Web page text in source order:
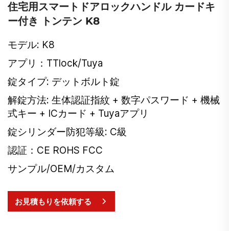
住宅用スマートドアロックハンドル カードキ
ー付き トンテン K8
モデル: K8
アプリ：TTlock/Tuya
錠タイプ: デットボルト錠
解錠方法: 生体認証指紋 + 数字パスワード + 機械
式キー + ICカード + Tuyaアプリ
錠シリンダー防犯等級: C級
認証：CE ROHS FCC
サンプル/OEM/カスタム
お見積もりを依頼する